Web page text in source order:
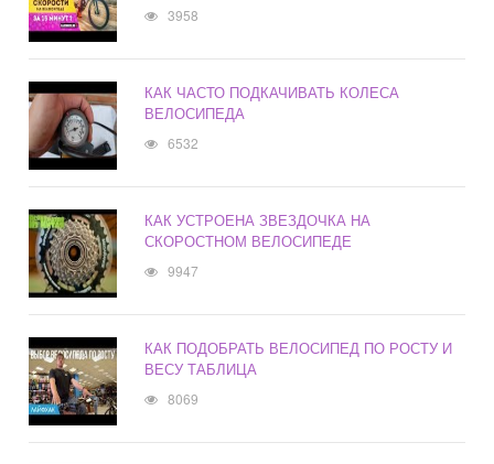
3958
КАК ЧАСТО ПОДКАЧИВАТЬ КОЛЕСА
ВЕЛОСИПЕДА
6532
КАК УСТРОЕНА ЗВЕЗДОЧКА НА
СКОРОСТНОМ ВЕЛОСИПЕДЕ
9947
КАК ПОДОБРАТЬ ВЕЛОСИПЕД ПО РОСТУ И
ВЕСУ ТАБЛИЦА
8069